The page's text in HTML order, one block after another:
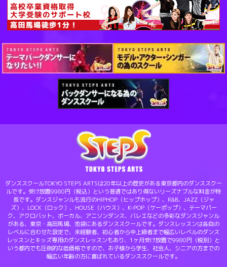
ダンススクールTOKYO STEPS ARTSは20年以上の歴史がある東京都内のダンススクー
ルです。受け放題9980円（税込）という普通ではあり得ないリーズナブルな料金が特
長です。ダンスジャンルも流行のHIPHOP（ヒップホップ）、R&B、JAZZ（ジャ
ズ）、LOCK（ロック）、HOUSE（ハウス）、K-POP（ケーポップ）、テーマパー
ク、アクロバット、ボーカル、アニソンダンス、バレエなどの多彩なダンスジャンル
がある、東京・高田馬場、池袋にあるダンススクールです。ダンスレッスンは各自の
レベルに合わせた設定で、未経験者、初心者から中上級者まで幅広いレベルのダンス
レッスンとキッズ専用のダンスレッスンもあり、1ヶ月受け放題で9980円（税別）と
いう都内でも圧倒的な低価格ですので、お子様から学生、社会人、シニアの方までの
幅広い年齢の方に喜ばれているダンススクールです。